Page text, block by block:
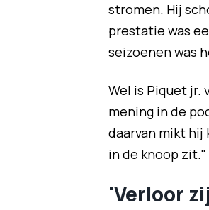
stromen. Hij
prestatie was
seizoenen was
Wel is Piquet jr.
mening in de
daarvan mikt
in de knoop zit."
'Verloor